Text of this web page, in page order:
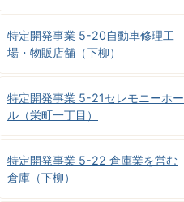
特定開発事業 5-20自動車修理工
場・物販店舗（下柳）
特定開発事業 5-21セレモニーホー
ル（栄町一丁目）
特定開発事業 5-22 倉庫業を営む
倉庫（下柳）